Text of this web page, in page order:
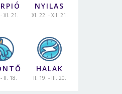
XI. 21.
NYILAS
XI. 22. - XII. 21.
II. 18.
HALAK
II. 19. - III. 20.